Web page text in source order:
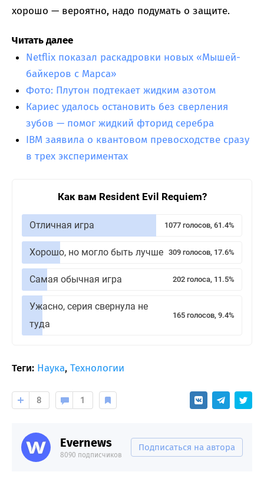
хорошо — вероятно, надо подумать о защите.
Читать далее
Netflix показал раскадровки новых «Мышей-
байкеров с Марса»
Фото: Плутон подтекает жидким азотом
Кариес удалось остановить без сверления
зубов — помог жидкий фторид серебра
IBM заявила о квантовом превосходстве сразу
в трех экспериментах
Как вам Resident Evil Requiem?
Отличная игра 1077 голосов, 61.4%
Хорошо, но могло быть лучше 309 голосов, 17.6%
Самая обычная игра 202 голоса, 11.5%
Ужасно, серия свернула не
туда
165 голосов, 9.4%
Теги: Наука, Технологии
8 1
Evernews
8090 подписчиков
Подписаться на автора